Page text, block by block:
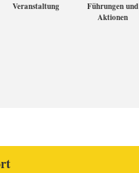
Veranstaltung
Führungen und
Aktionen